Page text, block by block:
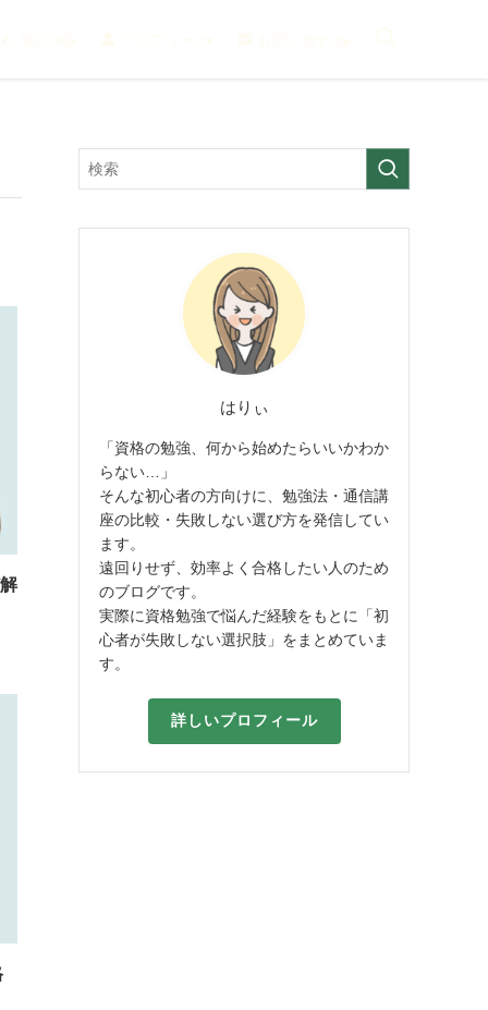
はりぃ
「資格の勉強、何から始めたらいいかわか
らない…」
そんな初心者の方向けに、勉強法・通信講
座の比較・失敗しない選び方を発信してい
ます。
遠回りせず、効率よく合格したい人のため
のブログです。
実際に資格勉強で悩んだ経験をもとに「初
心者が失敗しない選択肢」をまとめていま
す。
詳しいプロフィール